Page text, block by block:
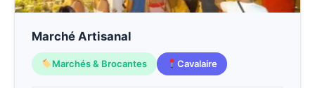
Marché Artisanal
Marchés & Brocantes Cavalaire